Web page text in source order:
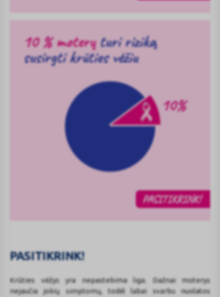
PASITIKRINK!
Krūties vėžys yra nepastebima liga. Dažnai moterys
nejaučia jokių simptomų, todėl labai svarbu nuolatos